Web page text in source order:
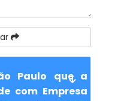
Paulo que a
com Empresa